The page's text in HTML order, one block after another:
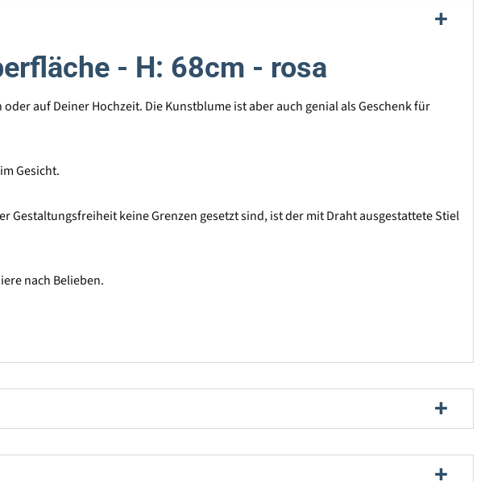
- H: 68cm - rosa
auf Deiner Hochzeit. Die Kunstblume ist aber auch genial als Geschenk für
Gesicht.
keine Grenzen gesetzt sind, ist der mit Draht ausgestattete Stiel
nach Belieben.